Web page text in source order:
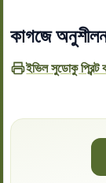
কাগজে
ইভিল সুডোকু